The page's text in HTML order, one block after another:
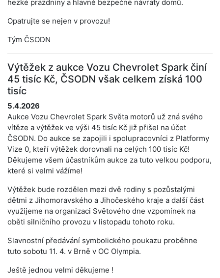
hezké prázdniny a hlavně bezpečné návraty domů.
Opatrujte se nejen v provozu!
Tým ČSODN
Výtěžek z aukce Vozu Chevrolet Spark činí
45 tisíc Kč, ČSODN však celkem získá 100
tisíc
5.4.2026
Aukce Vozu Chevrolet Spark Světa motorů už zná svého
vítěze a výtěžek ve výši 45 tisíc Kč již přišel na účet
ČSODN. Do aukce se zapojili i spolupracovníci z Platformy
Vize 0, kteří výtěžek dorovnali na celých 100 tisíc Kč!
Děkujeme všem účastníkům aukce za tuto velkou podporu,
které si velmi vážíme!
Výtěžek bude rozdělen mezi dvě rodiny s pozůstalými
dětmi z Jihomoravského a Jihočeského kraje a další část
využijeme na organizaci Světového dne vzpomínek na
oběti silničního provozu v listopadu tohoto roku.
Slavnostní předávání symbolického poukazu proběhne
tuto sobotu 11. 4. v Brně v OC Olympia.
Ještě jednou velmi děkujeme !